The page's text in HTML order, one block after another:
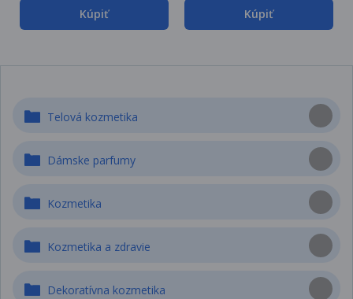
Kúpiť Kúpiť
Telová kozmetika
Dámske parfumy
Kozmetika
Kozmetika a zdravie
Dekoratívna kozmetika